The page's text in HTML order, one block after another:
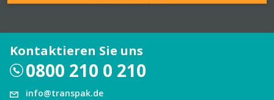
Kontaktieren Sie uns
0800 210 0 210
info@transpak.de